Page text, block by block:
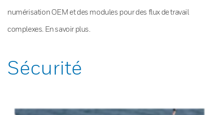
numérisation OEM et des modules pour des flux de travail
complexes. En savoir plus.
Sécurité